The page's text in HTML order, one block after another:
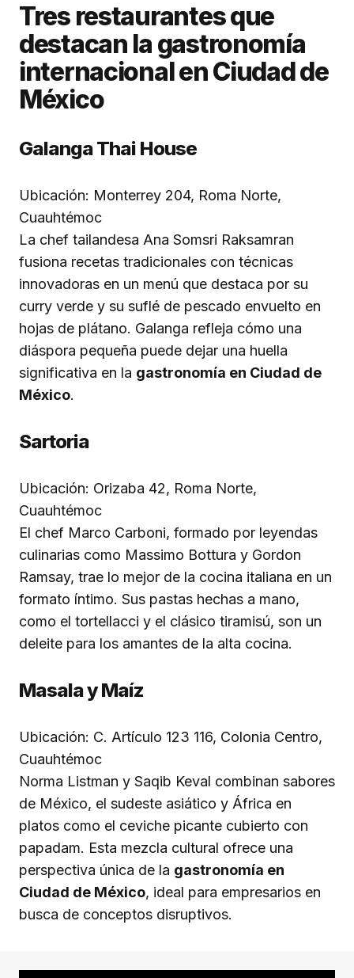
Tres restaurantes que
destacan la gastronomía
internacional en Ciudad de
México
Galanga Thai House
Ubicación: Monterrey 204, Roma Norte,
Cuauhtémoc
La chef tailandesa Ana Somsri Raksamran
fusiona recetas tradicionales con técnicas
innovadoras en un menú que destaca por su
curry verde y su suflé de pescado envuelto en
hojas de plátano. Galanga refleja cómo una
diáspora pequeña puede dejar una huella
significativa en la gastronomía en Ciudad de
México.
Sartoria
Ubicación: Orizaba 42, Roma Norte,
Cuauhtémoc
El chef Marco Carboni, formado por leyendas
culinarias como Massimo Bottura y Gordon
Ramsay, trae lo mejor de la cocina italiana en un
formato íntimo. Sus pastas hechas a mano,
como el tortellacci y el clásico tiramisú, son un
deleite para los amantes de la alta cocina.
Masala y Maíz
Ubicación: C. Artículo 123 116, Colonia Centro,
Cuauhtémoc
Norma Listman y Saqib Keval combinan sabores
de México, el sudeste asiático y África en
platos como el ceviche picante cubierto con
papadam. Esta mezcla cultural ofrece una
perspectiva única de la gastronomía en
Ciudad de México, ideal para empresarios en
busca de conceptos disruptivos.